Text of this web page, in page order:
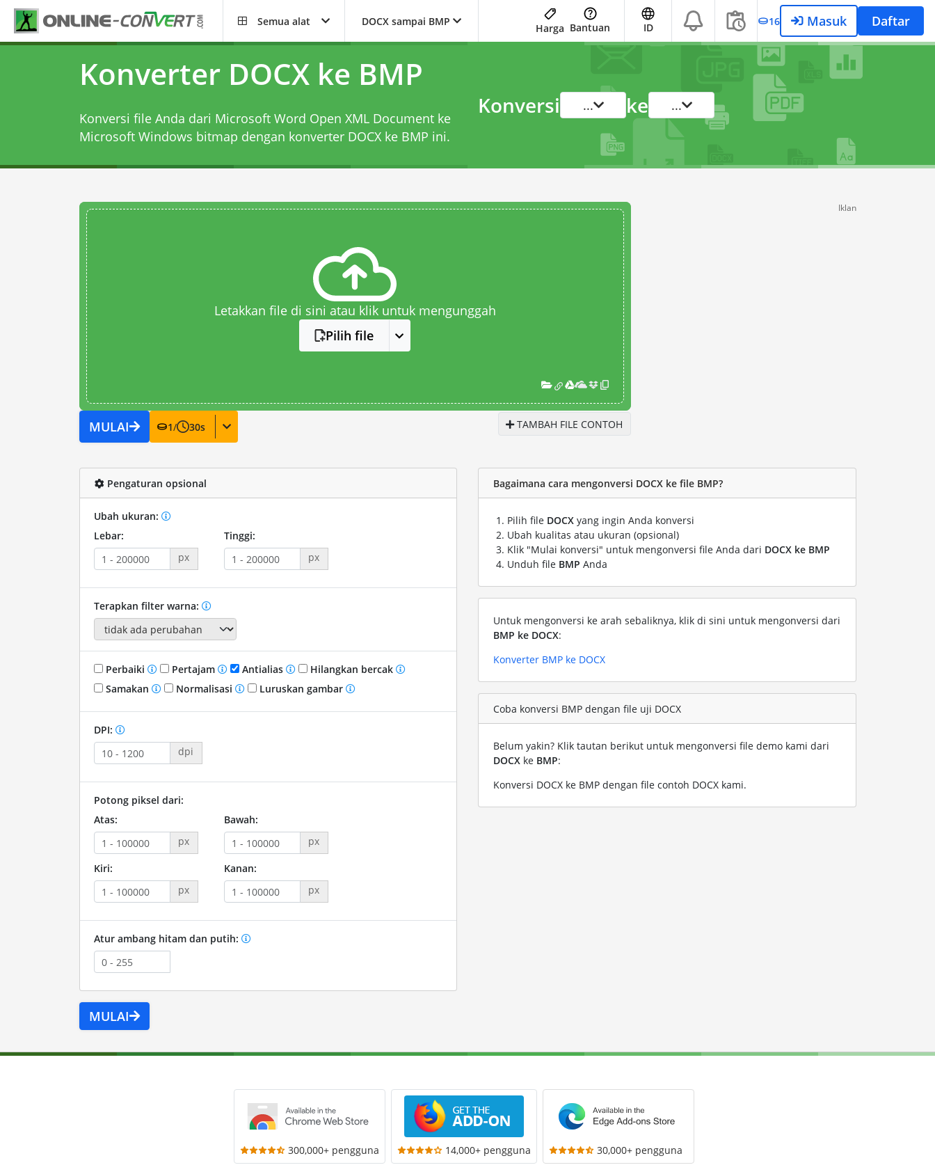
Semua alat DOCX sampai BMP
Harga Bantuan ID 16 Masuk Daftar
Konverter DOCX ke BMP
Konversi file Anda dari Microsoft Word Open XML Document ke
Microsoft Windows bitmap dengan konverter DOCX ke BMP ini.
Konversi ... ke ...
Letakkan file di sini atau klik untuk mengunggah
Pilih file
MULAI 1/ 30s TAMBAH FILE CONTOH
Iklan
Pengaturan opsional
Ubah ukuran:
Lebar:
px
Tinggi:
px
Terapkan filter warna:
Perbaiki Pertajam Antialias
Hilangkan bercak
Samakan
Normalisasi Luruskan gambar
DPI:
dpi
Potong piksel dari:
Atas:
px
Bawah:
px
Kiri:
px
Kanan:
px
Atur ambang hitam dan putih:
MULAI
Bagaimana cara mengonversi DOCX ke file BMP?
Pilih file DOCX yang ingin Anda konversi
Ubah kualitas atau ukuran (opsional)
Klik "Mulai konversi" untuk mengonversi file Anda dari DOCX ke BMP
Unduh file BMP Anda
Untuk mengonversi ke arah sebaliknya, klik di sini untuk mengonversi dari
BMP ke DOCX:
Konverter BMP ke DOCX
Coba konversi BMP dengan file uji DOCX
Belum yakin? Klik tautan berikut untuk mengonversi file demo kami dari
DOCX ke BMP:
Konversi DOCX ke BMP dengan file contoh DOCX kami.
300,000+ pengguna 14,000+ pengguna 30,000+ pengguna